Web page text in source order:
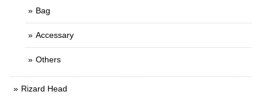
Bag
Accessary
Others
Rizard Head